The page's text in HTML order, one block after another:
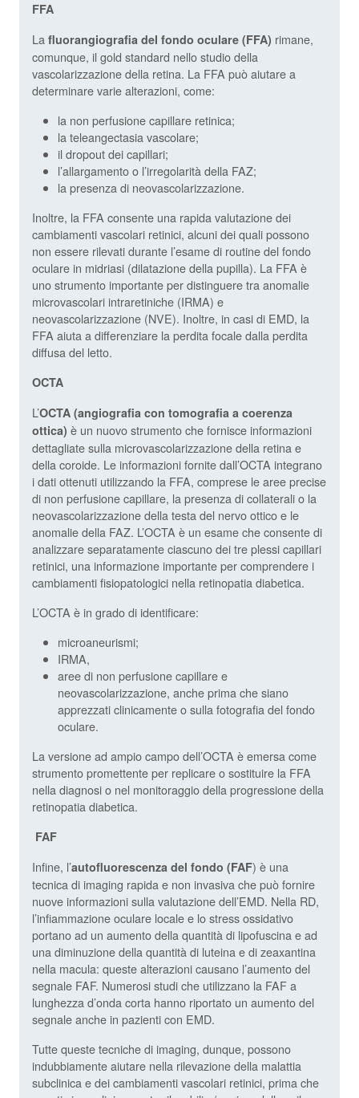
FFA
La fluorangiografia del fondo oculare (FFA) rimane,
comunque, il gold standard nello studio della
vascolarizzazione della retina. La FFA può aiutare a
determinare varie alterazioni, come:
la non perfusione capillare retinica;
la teleangectasia vascolare;
il dropout dei capillari;
l’allargamento o l’irregolarità della FAZ;
la presenza di neovascolarizzazione.
Inoltre, la FFA consente una rapida valutazione dei
cambiamenti vascolari retinici, alcuni dei quali possono
non essere rilevati durante l’esame di routine del fondo
oculare in midriasi (dilatazione della pupilla). La FFA è
uno strumento importante per distinguere tra anomalie
microvascolari intraretiniche (IRMA) e
neovascolarizzazione (NVE). Inoltre, in casi di EMD, la
FFA aiuta a differenziare la perdita focale dalla perdita
diffusa del letto.
OCTA
L’OCTA (angiografia con tomografia a coerenza
ottica) è un nuovo strumento che fornisce informazioni
dettagliate sulla microvascolarizzazione della retina e
della coroide. Le informazioni fornite dall’OCTA integrano
i dati ottenuti utilizzando la FFA, comprese le aree precise
di non perfusione capillare, la presenza di collaterali o la
neovascolarizzazione della testa del nervo ottico e le
anomalie della FAZ. L’OCTA è un esame che consente di
analizzare separatamente ciascuno dei tre plessi capillari
retinici, una informazione importante per comprendere i
cambiamenti fisiopatologici nella retinopatia diabetica.
L’OCTA è in grado di identificare:
microaneurismi;
IRMA,
aree di non perfusione capillare e
neovascolarizzazione, anche prima che siano
apprezzati clinicamente o sulla fotografia del fondo
oculare.
La versione ad ampio campo dell’OCTA è emersa come
strumento promettente per replicare o sostituire la FFA
nella diagnosi o nel monitoraggio della progressione della
retinopatia diabetica.
FAF
Infine, l’autofluorescenza del fondo (FAF) è una
tecnica di imaging rapida e non invasiva che può fornire
nuove informazioni sulla valutazione dell’EMD. Nella RD,
l’infiammazione oculare locale e lo stress ossidativo
portano ad un aumento della quantità di lipofuscina e ad
una diminuzione della quantità di luteina e di zeaxantina
nella macula: queste alterazioni causano l’aumento del
segnale FAF. Numerosi studi che utilizzano la FAF a
lunghezza d’onda corta hanno riportato un aumento del
segnale anche in pazienti con EMD.
Tutte queste tecniche di imaging, dunque, possono
indubbiamente aiutare nella rilevazione della malattia
subclinica e dei cambiamenti vascolari retinici, prima che